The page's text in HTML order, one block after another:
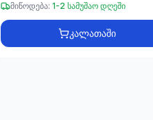
მიწოდება: 1-2 სამუშაო დღეში
კალათაში